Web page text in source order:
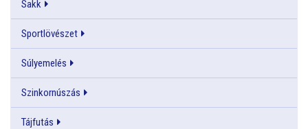
Sakk
Sportlövészet
Súlyemelés
Szinkornúszás
Tájfutás